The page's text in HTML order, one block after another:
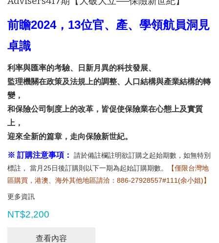
前瞻2024，13位官、產、學領航員洞見
卓識
利率與匯率的考驗、日新月異的科技發展、
監理機關在政策及法規上的調整、人口結構與產業結構的轉
變，
和保險公司制度上的改革，皆促使保險業在心態上及實質
上，
迎來全新的篇章，走向保險新世紀。
※ 訂購注意事項：
請於備註欄註明欲訂購之起始期數，如無特別
標註， 當月25日後訂購則以下一期為起始訂購期數。
【僅限台灣地
區購買，港澳、海外其他地區請洽：886-27928557#111(余小姐)】
更多資訊
NT$2,200
查看內容